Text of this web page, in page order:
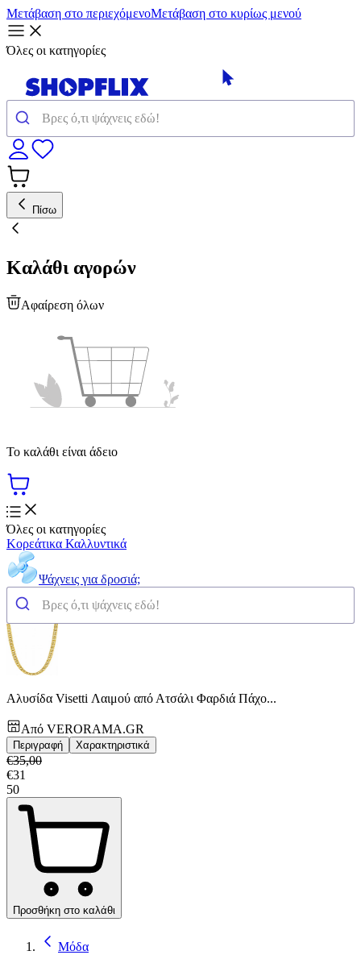
Μετάβαση στο περιεχόμενοΜετάβαση στο κυρίως μενού
Όλες οι κατηγορίες
Πίσω
Καλάθι αγορών
Αφαίρεση όλων
Το καλάθι είναι άδειο
Όλες οι κατηγορίες
Κορεάτικα Καλλυντικά
Ψάχνεις για δροσιά;
Αλυσίδα Visetti Λαιμού από Ατσάλι Φαρδιά Πάχο...
Από VERORAMA.GR
Περιγραφή Χαρακτηριστικά
€35,00
€31
50
Προσθήκη στο καλάθι
Μόδα